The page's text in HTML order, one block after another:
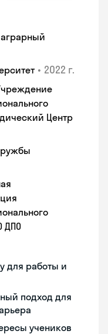
• 2022 г.
Центр
ДПО
для работы и
подход для
учеников